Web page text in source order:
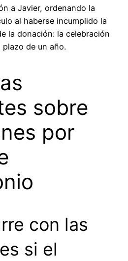
a Javier, ordenando la
al haberse incumplido la
la donación: la celebración
de un año.
sobre
por
con las
si el